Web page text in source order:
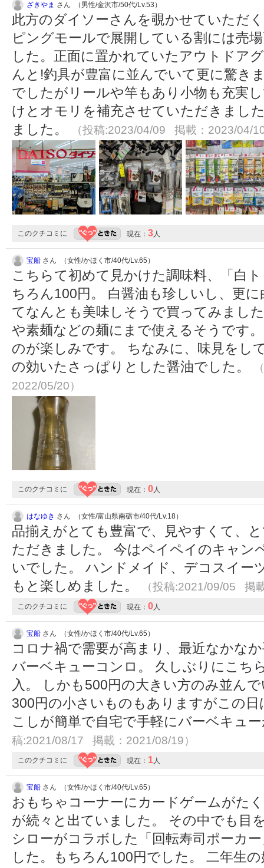
ざきやま さん （男性/金沢市/50代/Lv.53）
此方のダイソーさんを覗かせていただ
ピングモールで展開している割には売
した。正面に置かれていたアウトドア
んと!釣具が豊富に並んでいて更に驚き
でしたがリールや竿もあり小物も充実
けとオモリを補充させていただきまし
ました。
（投稿:2023/04/09 掲載：2023/04/
このクチコミに 現在： 3人
宝船 さん （女性/かほく市/40代/Lv.65）
こちらて初めて見かけた調味料、「白
ちろん100円。 白醤油も珍しいし、更
てなんとも美味しそうで買ってみまし
や素麺などの麺にまで使えるそうです
のが楽しみです。 ちなみに、味見をし
の効いたさっぱりとした醤油でした。
2022/05/20）
このクチコミに 現在： 0人
はなゆき さん （女性/富山県南砺市/40代/Lv.18）
品揃えがとても豊富で、見やすくて、
ただきました。 今はペイペイのキャン
いでした。 ハンドメイド、デコスイー
もと楽しめました。
（投稿:2021/09/05 掲
このクチコミに 現在： 0人
宝船 さん （女性/かほく市/40代/Lv.65）
コロナ禍で需要が高まり、最近なかな
バーベキューコンロ。 久しぶりにこち
入。 しかも500円の大きい方のみ並ん
300円の小さいものもありますがこの
こしが簡単で自宅で手軽にバーベキュ
稿:2021/08/17 掲載：2021/08/19）
このクチコミに 現在： 1人
宝船 さん （女性/かほく市/40代/Lv.65）
おもちゃコーナーにカードゲームがた
が続々と出ていました。 その中でも目
シローがコラボした「回転寿司ポーカ
した。もちろん100円でした。 二年生